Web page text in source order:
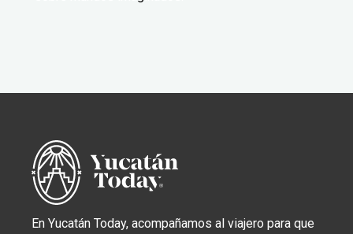
En Yucatán Today, acompañamos al viajero para que